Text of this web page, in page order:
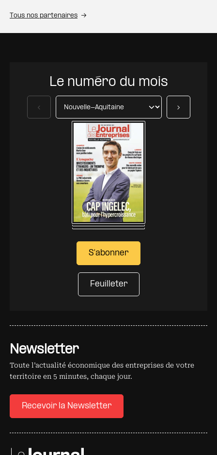
Tous nos partenaires
Newsletter
Toute l’actualité économique des entreprises de votre
territoire en 5 minutes, chaque jour.
Recevoir la Newsletter
Le numéro du mois
S'abonner
Feuilleter
Précédent Suivant